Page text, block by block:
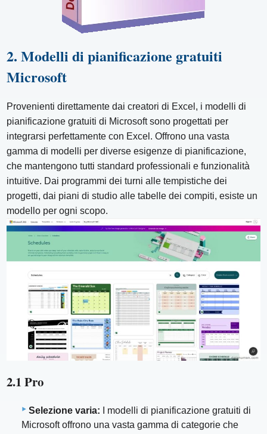
2. Modelli di pianificazione gratuiti
Microsoft
Provenienti direttamente dai creatori di Excel, i modelli di
pianificazione gratuiti di Microsoft sono progettati per
integrarsi perfettamente con Excel. Offrono una vasta
gamma di modelli per diverse esigenze di pianificazione,
che mantengono tutti standard professionali e funzionalità
intuitive. Dai programmi dei turni alle tempistiche dei
progetti, dai piani di studio alle tabelle dei compiti, esiste un
modello per ogni scopo.
2.1 Pro
Selezione varia: I modelli di pianificazione gratuiti di
Microsoft offrono una vasta gamma di categorie che